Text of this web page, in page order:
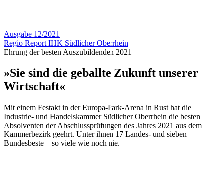
Ausgabe 12/2021
Regio Report IHK Südlicher Oberrhein
Ehrung der besten Auszubildenden 2021
»Sie sind die geballte Zukunft unserer
Wirtschaft«
Mit einem Festakt in der ­Europa-Park-Arena in Rust hat die
Industrie- und Handelskammer Südlicher Oberrhein die besten
Absolventen der Abschlussprüfungen des Jahres 2021 aus dem
Kammerbezirk geehrt. Unter ihnen 17 Landes- und sieben
Bundesbeste – so viele wie noch nie.